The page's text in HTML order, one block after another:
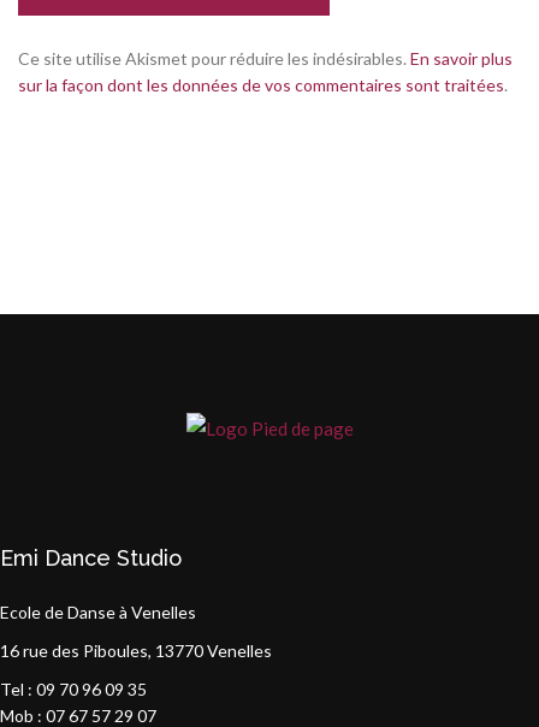
Ce site utilise Akismet pour réduire les indésirables. En savoir plus
sur la façon dont les données de vos commentaires sont traitées.
Emi Dance Studio
Ecole de Danse à Venelles
16 rue des Piboules, 13770 Venelles
Tel : 09 70 96 09 35
Mob : 07 67 57 29 07